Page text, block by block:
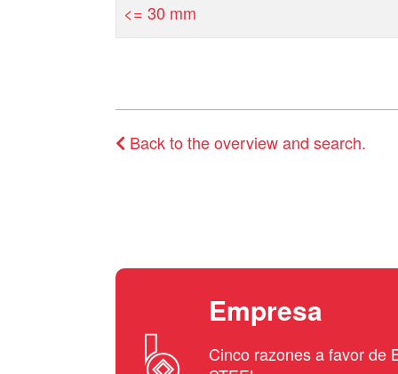
<= 30 mm
Back to the overview and search.
Empresa
Cinco razones a favor de